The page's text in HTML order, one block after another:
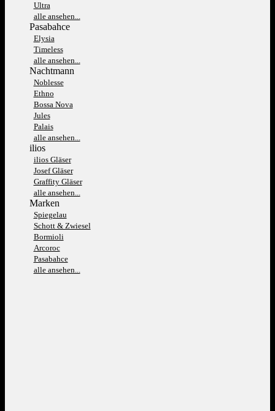
Ultra
alle ansehen...
Pasabahce
Elysia
Timeless
alle ansehen...
Nachtmann
Noblesse
Ethno
Bossa Nova
Jules
Palais
alle ansehen...
ilios
ilios Gläser
Josef Gläser
Graffity Gläser
alle ansehen...
Marken
Spiegelau
Schott & Zwiesel
Bormioli
Arcoroc
Pasabahce
alle ansehen...